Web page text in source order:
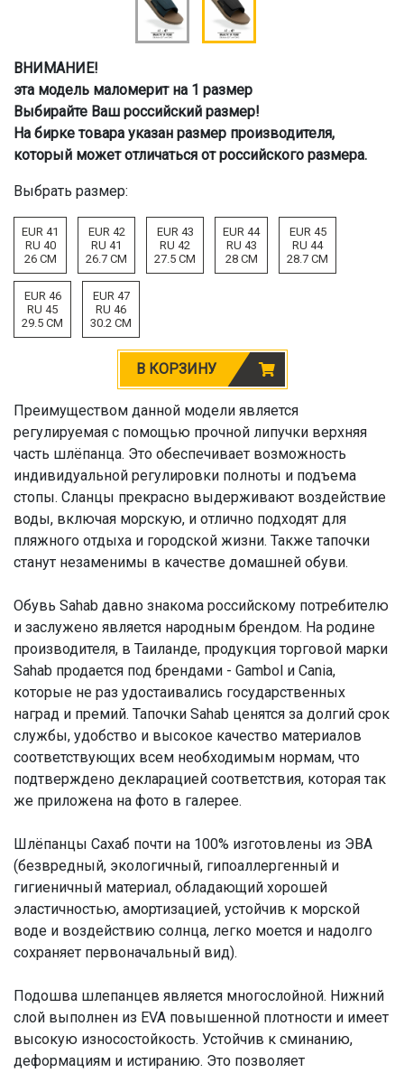
ВНИМАНИЕ!
эта модель маломерит на 1 размер
Выбирайте Ваш российский размер!
На бирке товара указан размер производителя,
который может отличаться от российского размера.
Выбрать размер:
EUR 41
RU 40
26 CM
EUR 42
RU 41
26.7 CM
EUR 43
RU 42
27.5 CM
EUR 44
RU 43
28 CM
EUR 45
RU 44
28.7 CM
EUR 46
RU 45
29.5 CM
EUR 47
RU 46
30.2 CM
В КОРЗИНУ
Преимуществом данной модели является
регулируемая с помощью прочной липучки верхняя
часть шлёпанца. Это обеспечивает возможность
индивидуальной регулировки полноты и подъема
стопы. Сланцы прекрасно выдерживают воздействие
воды, включая морскую, и отлично подходят для
пляжного отдыха и городской жизни. Также тапочки
станут незаменимы в качестве домашней обуви.
Обувь Sahab давно знакома российскому потребителю
и заслужено является народным брендом. На родине
производителя, в Таиланде, продукция торговой марки
Sahab продается под брендами - Gambol и Cania,
которые не раз удостаивались государственных
наград и премий. Тапочки Sahab ценятся за долгий срок
службы, удобство и высокое качество материалов
соответствующих всем необходимым нормам, что
подтверждено декларацией соответствия, которая так
же приложена на фото в галерее.
Шлёпанцы Сахаб почти на 100% изготовлены из ЭВА
(безвредный, экологичный, гипоаллергенный и
гигиеничный материал, обладающий хорошей
эластичностью, амортизацией, устойчив к морской
воде и воздействию солнца, легко моется и надолго
сохраняет первоначальный вид).
Подошва шлепанцев является многослойной. Нижний
слой выполнен из EVA повышенной плотности и имеет
высокую износостойкость. Устойчив к сминанию,
деформациям и истиранию. Это позволяет